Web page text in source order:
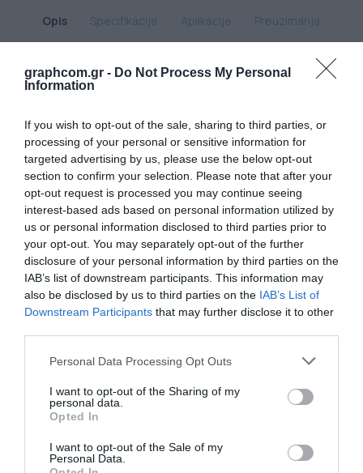
graphcom.gr - Do Not Process My Personal
Information
If you wish to opt-out of the sale, sharing to third parties, or
processing of your personal or sensitive information for
targeted advertising by us, please use the below opt-out
section to confirm your selection. Please note that after your
opt-out request is processed you may continue seeing
interest-based ads based on personal information utilized by
us or personal information disclosed to third parties prior to
your opt-out. You may separately opt-out of the further
disclosure of your personal information by third parties on the
IAB’s list of downstream participants. This information may
also be disclosed by us to third parties on the IAB’s List of
Downstream Participants that may further disclose it to other
Personal Data Processing Opt Outs
I want to opt-out of the Sharing of my
personal data.
Opted In
I want to opt-out of the Sale of my
Personal Data.
Opis Specifikacije
Preuzimanja
Aplikacije
Nazdar 4200 UV Screen Inks serija boja za sito štampu uključuje
fleksibilnosti boje, brzine štampe i kvaliteta slike. Serija 4200
predstavlja proboj u pružanju konkurentne, visokokvalitetne boje koja
izdržava neke od najtežih zahteva za završnu obradu i isporuku na
tržištu grafike.
Nazdar 4200 UV Screen Inks je namenjena za unutrašnju i
kratkotrajnu spoljašnju upotrebu na širokom spektru podloga,
uključujući stiren, premazani papir i valovite polipropilenske podloge.
Podloge:
Premazani papir/kartonstiren
Tretirani valovani polipropilen
Tretirani poliester
Najčvršći i najfleksibilniji vinil
Ntatički prijanjajući vinil
Najčvršći i najfleksibilniji tretirani polipropilen